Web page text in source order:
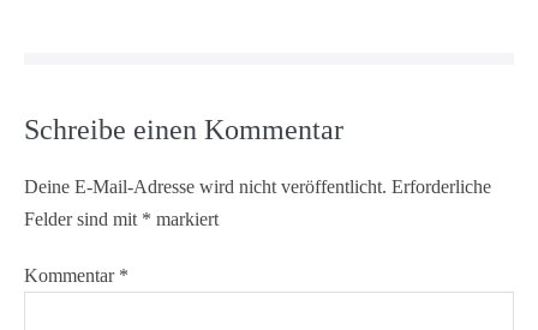
Schreibe einen Kommentar
Deine E-Mail-Adresse wird nicht veröffentlicht. Erforderliche
Felder sind mit * markiert
Kommentar *